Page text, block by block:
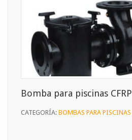
Bomba para piscinas CFRP
CATEGORÍA: BOMBAS PARA PISCINAS